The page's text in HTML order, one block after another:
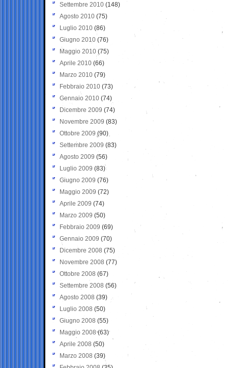
Settembre 2010 (148)
Agosto 2010 (75)
Luglio 2010 (86)
Giugno 2010 (76)
Maggio 2010 (75)
Aprile 2010 (66)
Marzo 2010 (79)
Febbraio 2010 (73)
Gennaio 2010 (74)
Dicembre 2009 (74)
Novembre 2009 (83)
Ottobre 2009 (90)
Settembre 2009 (83)
Agosto 2009 (56)
Luglio 2009 (83)
Giugno 2009 (76)
Maggio 2009 (72)
Aprile 2009 (74)
Marzo 2009 (50)
Febbraio 2009 (69)
Gennaio 2009 (70)
Dicembre 2008 (75)
Novembre 2008 (77)
Ottobre 2008 (67)
Settembre 2008 (56)
Agosto 2008 (39)
Luglio 2008 (50)
Giugno 2008 (55)
Maggio 2008(63)
Aprile 2008 (50)
Marzo 2008 (39)